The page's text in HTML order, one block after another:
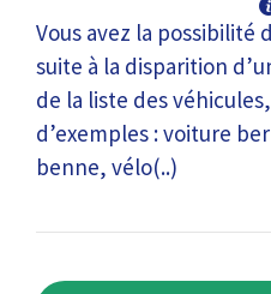
Vous avez la possibilité
suite à la disparition
de la liste des
d’exemples : voiture
benne, vélo(..)